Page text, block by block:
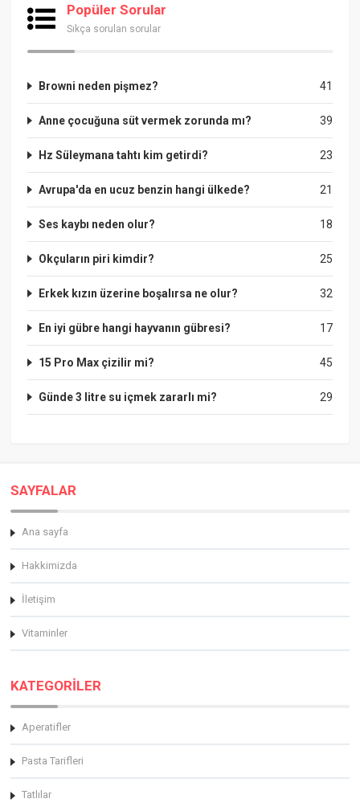
Popüler Sorular
Sıkça sorulan sorular
41
Browni neden pişmez?
39
Anne çocuğuna süt vermek zorunda mı?
23
Hz Süleymana tahtı kim getirdi?
21
Avrupa'da en ucuz benzin hangi ülkede?
18
Ses kaybı neden olur?
25
Okçuların piri kimdir?
32
Erkek kızın üzerine boşalırsa ne olur?
17
En iyi gübre hangi hayvanın gübresi?
45
15 Pro Max çizilir mi?
29
Günde 3 litre su içmek zararlı mi?
SAYFALAR
Ana sayfa
Hakkimizda
İletişim
Vitaminler
KATEGORİLER
Aperatifler
Pasta Tarifleri
Tatlılar